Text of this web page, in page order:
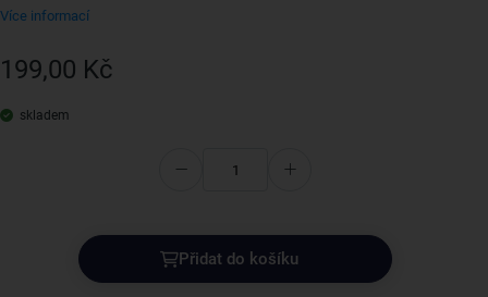
Více informací
199,00 Kč
skladem
Přidat do košíku